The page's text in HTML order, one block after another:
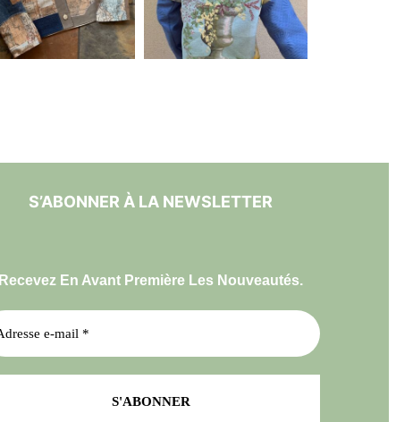
S’ABONNER À LA NEWSLETTER
Recevez En Avant Première Les Nouveautés.